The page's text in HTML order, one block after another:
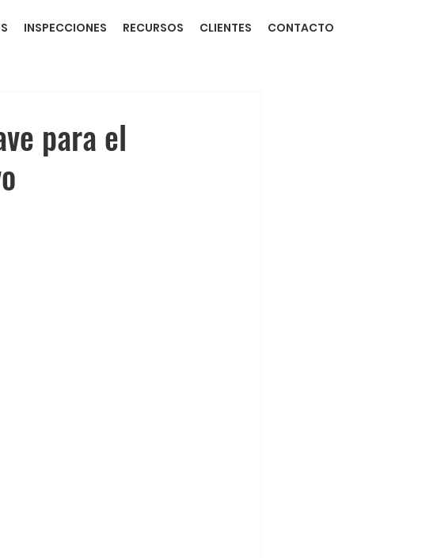
INSPECCIONES RECURSOS CLIENTES CONTACTO
para el